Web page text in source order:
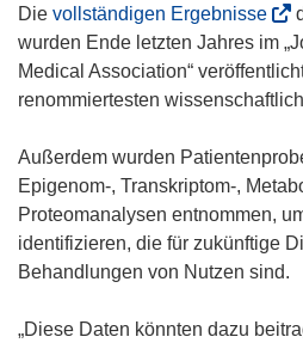
Die vollständigen Ergebnisse(
ö
f
f
e
t
i
n
n
u
wurden Ende letzten Jahres im
Medical Association“
renommiertesten
Außerdem wurden
Epigenom-, Transkriptom-,
Proteomanalysen entnommen,
identifizieren, die für zukünftige
Behandlungen von Nutzen sind.
„Diese Daten könnten dazu